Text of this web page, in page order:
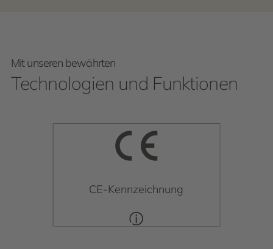
Mit unseren bewährten
Technologien und Funktionen
CE-Kennzeichnung